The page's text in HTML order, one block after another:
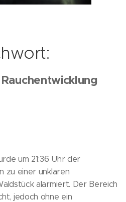
Rauchentwicklung
um 21:36 Uhr der
zu einer unklaren
alarmiert. Der Bereich
jedoch ohne ein